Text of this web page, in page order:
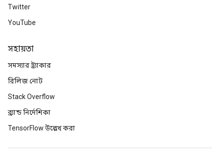
Twitter
YouTube
সহায়তা
সমস্যার ট্র্যাকার
রিলিজ নোট
Stack Overflow
ব্র্যান্ড নির্দেশিকা
TensorFlow উল্লেখ করা